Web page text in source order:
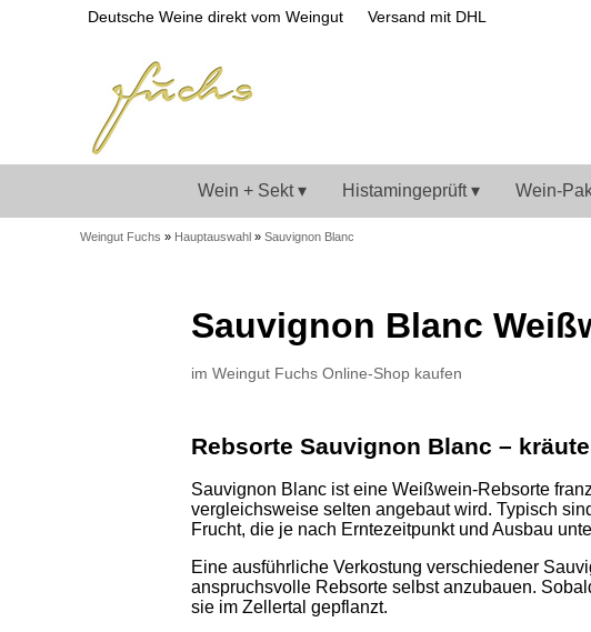
Deutsche Weine direkt vom WeingutVersand mit DHL
Wein + Sekt ▾ Histamingeprüft ▾ Wein-
Weingut Fuchs » Hauptauswahl » Sauvignon Blanc
Sauvignon Blanc
im Weingut Fuchs Online-Shop kaufen
Rebsorte Sauvignon Blanc –
Sauvignon Blanc ist eine Weißwein-Rebsorte
vergleichsweise selten angebaut wird. Typisch
Frucht, die je nach Erntezeitpunkt und Ausbau
Eine ausführliche Verkostung verschiedener
anspruchsvolle Rebsorte selbst anzubauen.
sie im Zellertal gepflanzt.